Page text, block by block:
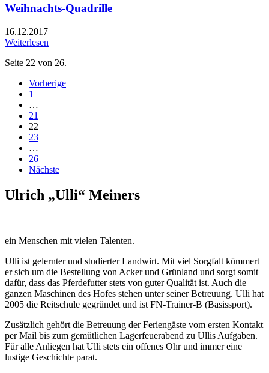
Weihnachts-Quadrille
16.12.2017
Weiterlesen
Seite 22 von 26.
Vorherige
1
…
21
22
23
…
26
Nächste
Ulrich „Ulli“ Meiners
ein Menschen mit vielen Talenten.
Ulli ist gelernter und studierter Landwirt. Mit viel Sorgfalt kümmert
er sich um die Bestellung von Acker und Grünland und sorgt somit
dafür, dass das Pferdefutter stets von guter Qualität ist. Auch die
ganzen Maschinen des Hofes stehen unter seiner Betreuung. Ulli hat
2005 die Reitschule gegründet und ist FN-Trainer-B (Basissport).
Zusätzlich gehört die Betreuung der Feriengäste vom ersten Kontakt
per Mail bis zum gemütlichen Lagerfeuerabend zu Ullis Aufgaben.
Für alle Anliegen hat Ulli stets ein offenes Ohr und immer eine
lustige Geschichte parat.